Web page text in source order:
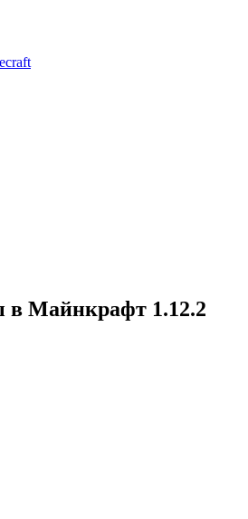
Майнкрафт 1.12.2